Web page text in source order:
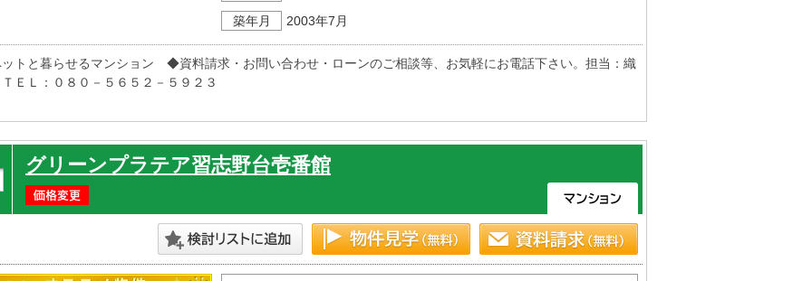
築年月
2003年7月
トと暮らせるマンション　◆資料請求・お問い合わせ・ローンのご相談等、お気軽にお電話下さい。担当：織
ＥＬ：０８０－５６５２－５９２３
グリーンプラテア習志野台壱番館